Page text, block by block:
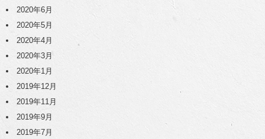
2020年6月
2020年5月
2020年4月
2020年3月
2020年1月
2019年12月
2019年11月
2019年9月
2019年7月